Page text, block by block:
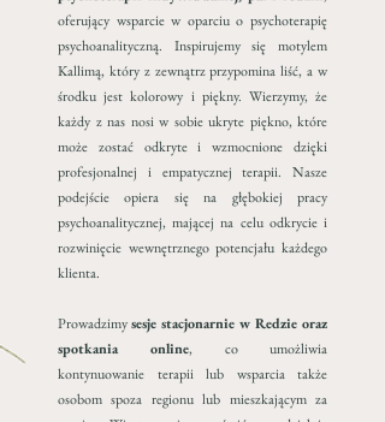
oferujący wsparcie w oparciu o psychoterapię
psychoanalityczną. Inspirujemy się motylem
Kallimą, który z zewnątrz przypomina liść, a w
środku jest kolorowy i piękny. Wierzymy, że
każdy z nas nosi w sobie ukryte piękno, które
może zostać odkryte i wzmocnione dzięki
profesjonalnej i empatycznej terapii. Nasze
podejście opiera się na głębokiej pracy
psychoanalitycznej, mającej na celu odkrycie i
rozwinięcie wewnętrznego potencjału każdego
klienta.
Prowadzimysesje stacjonarnie w Redzie oraz
spotkania online, co umożliwia
kontynuowanie terapii lub wsparcia także
osobom spoza regionu lub mieszkającym za